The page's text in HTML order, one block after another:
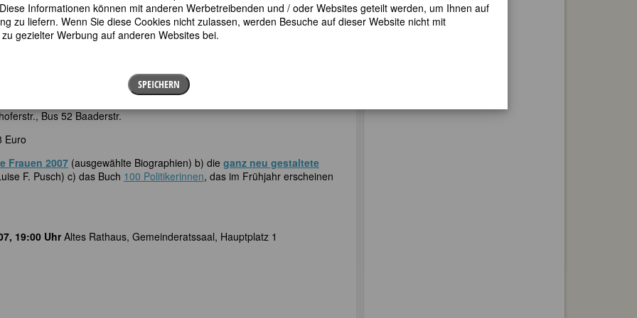
Beginn 18:30 mit einem Willkommensgetränk; Vortrag beginnt um 19:00
Bus 52 Baaderstr.
Euro
Frauen 2007 (ausgewählte Biographien) b) die ganz neu gestaltete
F. Pusch) c) das Buch 100 Politikerinnen, das im Frühjahr erscheinen
19:00 UhrAltes Rathaus, Gemeinderatssaal, Hauptplatz 1
Informationen können mit anderen Werbetreibenden und / oder Websites geteilt werden, um Ihnen auf
zu liefern. Wenn Sie diese Cookies nicht zulassen, werden Besuche auf dieser Website nicht mit
gezielter Werbung auf anderen Websites bei.
SPEICHERN